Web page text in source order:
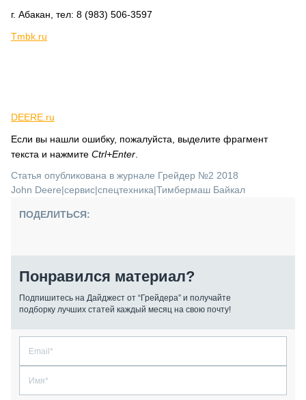
г. Абакан, тел: 8 (983) 506-3597
Tmbk.ru
DEERE.ru
Если вы нашли ошибку, пожалуйста, выделите фрагмент
текста и нажмите Ctrl+Enter
Статья опубликована в журнале Грейдер №2 2018
John Deere|сервис|спецтехника|Тимбермаш Байкал
ПОДЕЛИТЬСЯ:
Понравился материал?
Подпишитесь на Дайджест от “Грейдера” и получайте
подборку лучших статей каждый месяц на свою почту!